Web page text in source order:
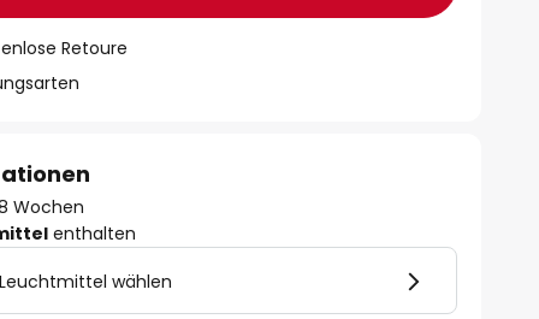
Retoure
Wochen
enthalten
wählen